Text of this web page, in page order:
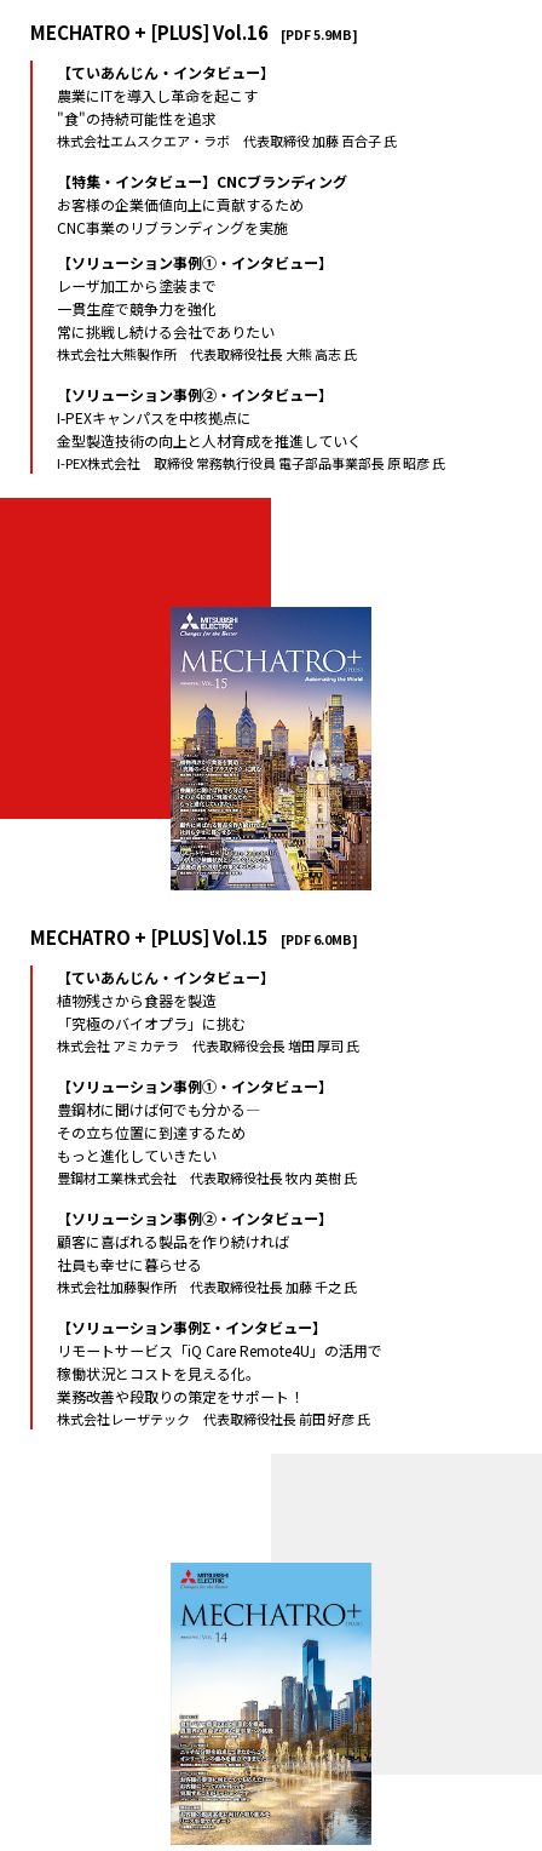
MECHATRO + [PLUS] Vol.16 [PDF 5.9MB]
【ていあんじん・インタビュー】
農業にITを導入し革命を起こす
"食"の持続可能性を追求
株式会社エムスクエア・ラボ 代表取締役 加藤 百合子 氏
【特集・インタビュー】CNCブランディング
お客様の企業価値向上に貢献するため
CNC事業のリブランディングを実施
【ソリューション事例①・インタビュー】
レーザ加工から塗装まで
一貫生産で競争力を強化
常に挑戦し続ける会社でありたい
株式会社大熊製作所 代表取締役社長 大熊 高志 氏
【ソリューション事例②・インタビュー】
I-PEXキャンパスを中核拠点に
金型製造技術の向上と人材育成を推進していく
I-PEX株式会社 取締役 常務執行役員 電子部品事業部長 原 昭彦 氏
MECHATRO + [PLUS] Vol.15 [PDF 6.0MB]
【ていあんじん・インタビュー】
植物残さから食器を製造
「究極のバイオプラ」に挑む
株式会社 アミカテラ 代表取締役会長 増田 厚司 氏
【ソリューション事例①・インタビュー】
豊鋼材に聞けば何でも分かる―
その立ち位置に到達するため
もっと進化していきたい
豊鋼材工業株式会社 代表取締役社長 牧内 英樹 氏
【ソリューション事例②・インタビュー】
顧客に喜ばれる製品を作り続ければ
社員も幸せに暮らせる
株式会社加藤製作所 代表取締役社長 加藤 千之 氏
【ソリューション事例Σ・インタビュー】
リモートサービス「iQ Care Remote4U」の活用で
稼働状況とコストを見える化。
業務改善や段取りの策定をサポート！
株式会社レーザテック 代表取締役社長 前田 好彦 氏